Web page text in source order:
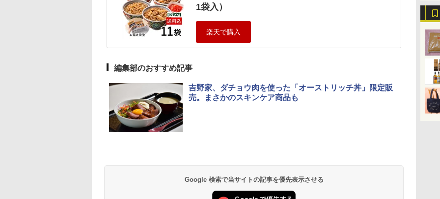
1袋入）
編集部のおすすめ記事
吉野家、ダチョウ肉を使った「オーストリッチ丼」限定販
売。まさかのスキンケア商品も
Google 検索で当サイトの記事を優先表示させる